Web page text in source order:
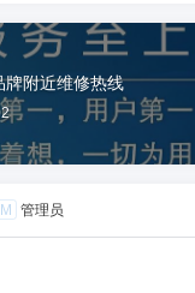
牌附近维修热线
M 管理员